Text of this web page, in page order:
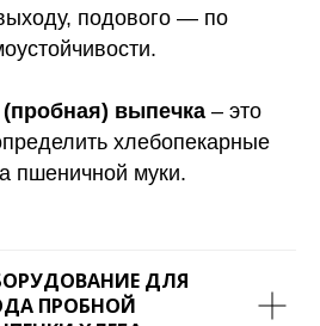
подового — по
выпечка – это
хлебопекарные
пшеничной муки.
ДЛЯ
ПРОБНОЙ